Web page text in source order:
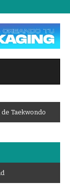
d e Taekwond o